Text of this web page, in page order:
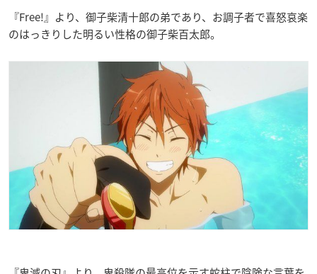
『Free!』より、御子柴清十郎の弟であり、お調子者で喜怒哀楽
のはっきりした明るい性格の御子柴百太郎。